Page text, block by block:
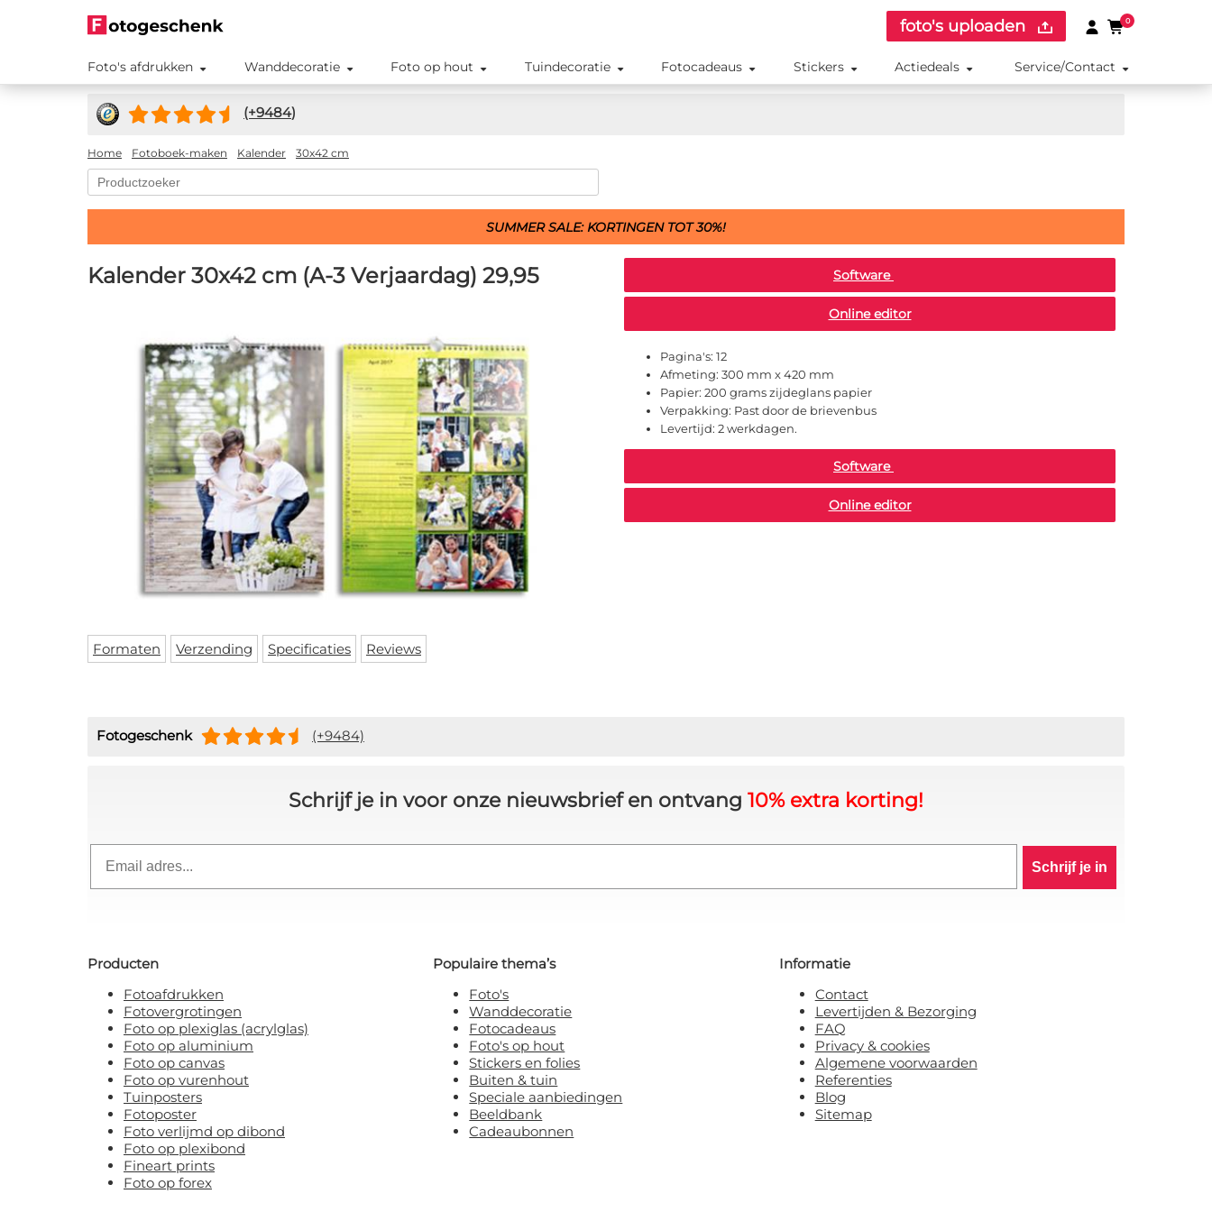
foto's uploaden 0
Foto's afdrukken Wanddecoratie Foto op hout Tuindecoratie Fotocadeaus Stickers Actiedeals Service/Contact
(+9484)
Home Fotoboek-maken Kalender 30x42 cm
SUMMER SALE: KORTINGEN TOT 30%!
Kalender 30x42 cm (A-3 Verjaardag) 29,95
Formaten Verzending Specificaties Reviews
Software
Online editor
Pagina's: 12
Afmeting: 300 mm x 420 mm
Papier: 200 grams zijdeglans papier
Verpakking: Past door de brievenbus
Levertijd: 2 werkdagen.
Software
Online editor
Fotogeschenk (+9484)
Schrijf je in voor onze nieuwsbrief en ontvang 10% extra korting!
Schrijf je in
Producten
Fotoafdrukken
Fotovergrotingen
Foto op plexiglas (acrylglas)
Foto op aluminium
Foto op canvas
Foto op vurenhout
Tuinposters
Fotoposter
Foto verlijmd op dibond
Foto op plexibond
Fineart prints
Foto op forex
Populaire thema’s
Foto's
Wanddecoratie
Fotocadeaus
Foto's op hout
Stickers en folies
Buiten & tuin
Speciale aanbiedingen
Beeldbank
Cadeaubonnen
Informatie
Contact
Levertijden & Bezorging
FAQ
Privacy & cookies
Algemene voorwaarden
Referenties
Blog
Sitemap